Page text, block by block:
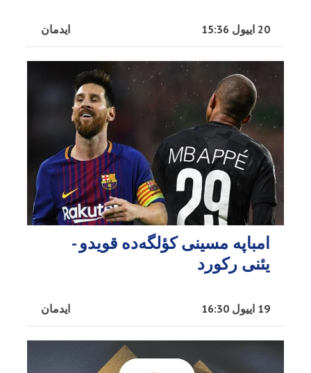
ایدمان 20 اییول 15:36
امباپه مسینی کؤلگه‌ده قویدو -
یئنی رکورد
ایدمان 19 اییول 16:30